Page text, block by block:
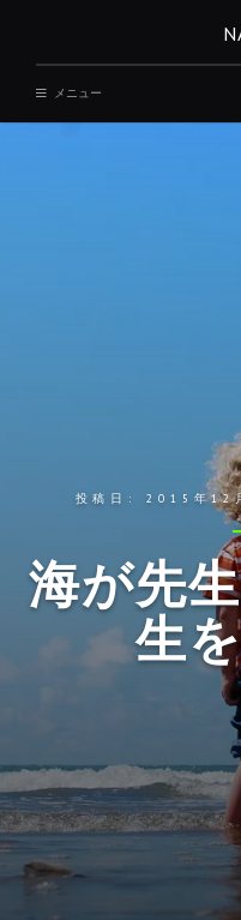
メニュー
投稿日: 2015年12
海が先
生